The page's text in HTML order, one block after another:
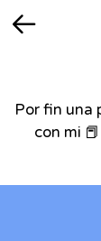
Por fin una
con mi